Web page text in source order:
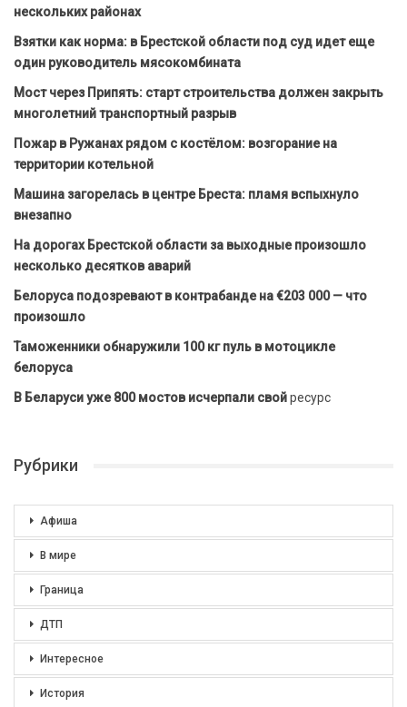
нескольких районах
Взятки как норма: в Брестской области под суд идет еще
один руководитель мясокомбината
Мост через Припять: старт строительства должен закрыть
многолетний транспортный разрыв
Пожар в Ружанах рядом с костёлом: возгорание на
территории котельной
Машина загорелась в центре Бреста: пламя вспыхнуло
внезапно
На дорогах Брестской области за выходные произошло
несколько десятков аварий
Белоруса подозревают в контрабанде на €203 000 — что
произошло
Таможенники обнаружили 100 кг пуль в мотоцикле
белоруса
В Беларуси уже 800 мостов исчерпали свойресурс
Рубрики
Афиша
В мире
Граница
ДТП
Интересное
История